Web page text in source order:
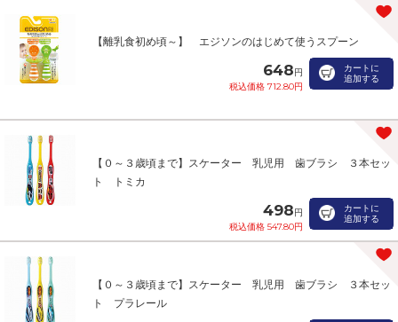
【離乳食初め頃～】 エジソンのはじめて使うスプーン
648円
税込価格 712.80円
カートに
追加する
【０～３歳頃まで】スケーター 乳児用 歯ブラシ ３本セッ
ト トミカ
498円
税込価格 547.80円
カートに
追加する
【０～３歳頃まで】スケーター 乳児用 歯ブラシ ３本セッ
ト プラレール